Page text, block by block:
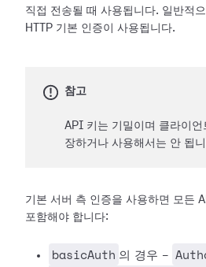
직접 전송될 때 사용됩니다. 일반적
HTTP 기본 인증이 사용됩니다.
참고
API 키는 기밀이며 클라이언
장하거나 사용해서는 안 됩
기본 서버 측 인증을 사용하면 모든
포함해야 합니다:
basicAuth 의 경우 -